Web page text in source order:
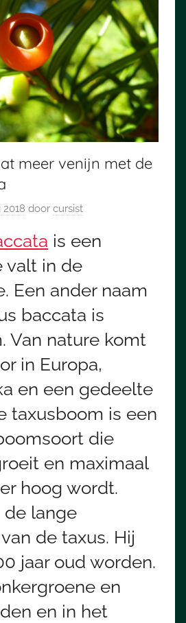
meer venijn met de
2018 door cursist
is een
valt in de
Een ander naam
baccata is
Van nature komt
in Europa,
en een gedeelte
taxusboom is een
die
en maximaal
hoog wordt.
de lange
de taxus. Hij
jaar oud worden.
en
en in het